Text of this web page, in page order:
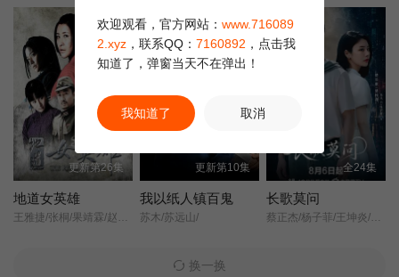
第23集 第24集 第25集
第26集
第29集 第31集
正片
更新第26集
地道女英雄
更新第10集
我以纸人镇百鬼
苏木/苏远山/
全24集
长歌莫问
蔡正杰/杨子菲/王坤炎/刘美辰/李会长/李子雄/孟西/鲍大志/白凯南/斯外戈/
换一换
欢迎观看，官方网站： www.716089
2.xyz ，联系QQ： 7160892 ，点击我
知道了，弹窗当天不在弹出！
我知道了 取消